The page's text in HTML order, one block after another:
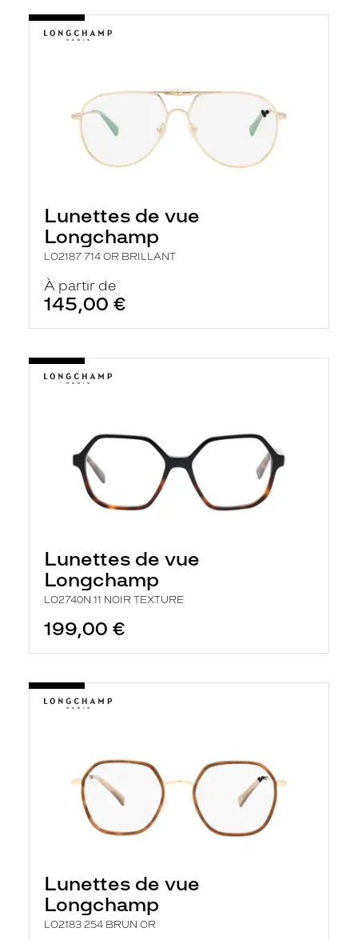
Lunettes de vue
Longchamp
LO2187 714 OR BRILLANT
À partir de
145,00 €
Lunettes de vue
Longchamp
LO2740N 11 NOIR TEXTURE
199,00 €
Lunettes de vue
Longchamp
LO2183 254 BRUN OR